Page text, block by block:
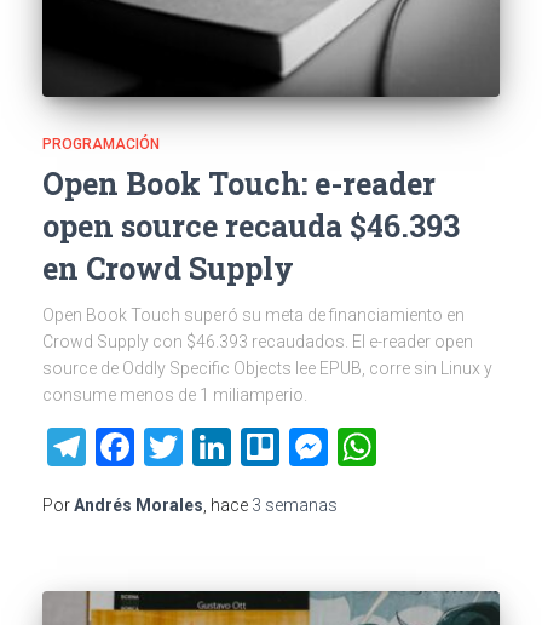
PROGRAMACIÓN
Open Book Touch: e-reader
open source recauda $46.393
en Crowd Supply
Open Book Touch superó su meta de financiamiento en
Crowd Supply con $46.393 recaudados. El e-reader open
source de Oddly Specific Objects lee EPUB, corre sin Linux y
consume menos de 1 miliamperio.
Telegram
Facebook
Twitter
LinkedIn
TrelloMessenger
PorAndrés Morales , hace 3 semanas